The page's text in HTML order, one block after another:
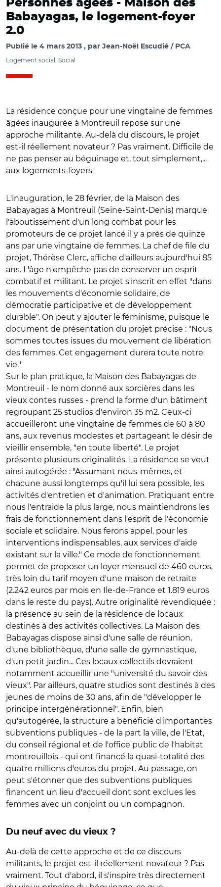
Personnes âgées - Maison des
Babayagas, le logement-foyer
2.0
Publié le 4 mars 2013 par Jean-Noël Escudié / PCA
Logement social, Social
La résidence conçue pour une vingtaine de femmes
âgées inaugurée à Montreuil repose sur une
approche militante. Au-delà du discours, le projet
est-il réellement novateur ? Pas vraiment. Difficile de
ne pas penser au béguinage et, tout simplement,...
aux logements-foyers.
L'inauguration, le 28 février, de la Maison des
Babayagas à Montreuil (Seine-Saint-Denis) marque
l'aboutissement d'un long combat pour les
promoteurs de ce projet lancé il y a près de quinze
ans par une vingtaine de femmes. La chef de file du
projet, Thérèse Clerc, affiche d'ailleurs aujourd'hui 85
ans. L'âge n'empêche pas de conserver un esprit
combatif et militant. Le projet s'inscrit en effet "dans
les mouvements d'économie solidaire, de
démocratie participative et de développement
durable". On peut y ajouter le féminisme, puisque le
document de présentation du projet précise : "Nous
sommes toutes issues du mouvement de libération
des femmes. Cet engagement durera toute notre
vie."
Sur le plan pratique, la Maison des Babayagas de
Montreuil - le nom donné aux sorcières dans les
vieux contes russes - prend la forme d'un bâtiment
regroupant 25 studios d'environ 35 m2. Ceux-ci
accueilleront une vingtaine de femmes de 60 à 80
ans, aux revenus modestes et partageant le désir de
vieillir ensemble, "en toute liberté". Le projet
présente plusieurs originalités. La résidence se veut
ainsi autogérée : "Assumant nous-mêmes, et
chacune aussi longtemps qu'il lui sera possible, les
activités d'entretien et d'animation. Pratiquant entre
nous l'entraide la plus large, nous maintiendrons les
frais de fonctionnement dans l'esprit de l'économie
sociale et solidaire. Nous ferons appel, pour les
interventions indispensables, aux services d'aide
existant sur la ville." Ce mode de fonctionnement
permet de proposer un loyer mensuel de 460 euros,
très loin du tarif moyen d'une maison de retraite
(2.242 euros par mois en Ile-de-France et 1.819 euros
dans le reste du pays). Autre originalité revendiquée :
la présence au sein de la résidence de locaux
destinés à des activités collectives. La Maison des
Babayagas dispose ainsi d'une salle de réunion,
d'une bibliothèque, d'une salle de gymnastique,
d'un petit jardin... Ces locaux collectifs devraient
notamment accueillir une "université du savoir des
vieux". Par ailleurs, quatre studios sont destinés à des
jeunes de moins de 30 ans, afin de "développer le
principe intergénérationnel". Enfin, bien
qu'autogérée, la structure a bénéficié d'importantes
subventions publiques - de la part la ville, de l'Etat,
du conseil régional et de l'office public de l'habitat
montreuillois - qui ont financé la quasi-totalité des
quatre millions d'euros du projet. Au passage, on
peut s'étonner que des subventions publiques
financent un lieu d'accueil dont sont exclues les
femmes avec un conjoint ou un compagnon.
Du neuf avec du vieux ?
Au-delà de cette approche et de ce discours
militants, le projet est-il réellement novateur ? Pas
vraiment. Tout d'abord, il s'inspire très directement